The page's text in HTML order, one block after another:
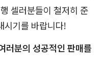
셀러분들이 철저히 준
기를 바랍니다!
러분의 성공적인 판매를